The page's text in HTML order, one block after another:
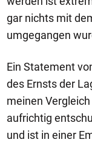
gar nichts mit
umgegangen
Ein Statement
des Ernsts der
meinen
aufrichtig
und ist in einer